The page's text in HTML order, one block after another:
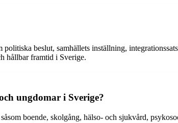
beslut, samhällets inställning,
hållbar framtid i Sverige.
ungdomar i Sverige?
boende, skolgång, hälso- och sjukvård,